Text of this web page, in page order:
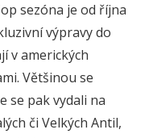
sezóna je od října
výpravy do
v amerických
Většinou se
se pak vydali na
či Velkých Antil,